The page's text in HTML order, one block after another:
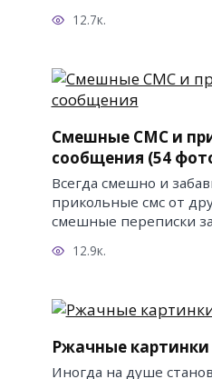
12.7к.
Смешные СМС и
сообщения (54
Всегда смешно и
прикольные смс от
смешные переписки
12.9к.
Ржачные картинки
Иногда на душе